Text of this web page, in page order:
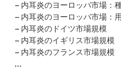
– 内耳炎のヨーロッパ市場：
– 内耳炎のヨーロッパ市場：
– 内耳炎のドイツ市場規模
– 内耳炎のイギリス市場規模
– 内耳炎のフランス市場規模
…